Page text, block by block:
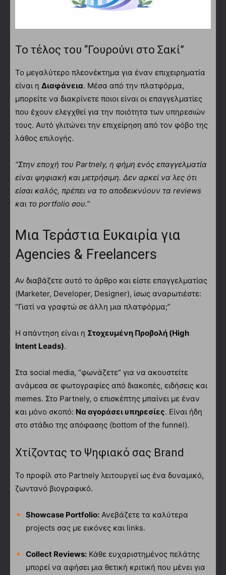
Το τέλος του “Γουρούνι στο Σακί”
Το μεγαλύτερο πλεονέκτημα για έναν επιχειρηματία
είναι η Διαφάνεια. Μέσα από την πλατφόρμα,
μπορείτε να διακρίνετε ποιοι είναι οι επαγγελματίες
που έχουν ελεγχθεί για την ποιότητα των υπηρεσιών
τους. Αυτό γλιτώνει την επιχείρηση από τον φόβο της
λάθος επιλογής.
“Στην εποχή του Partnely, η φήμη ενός επαγγελματία
είναι ψηφιακή και μετρήσιμη. Δεν αρκεί να λες ότι
είσαι καλός, πρέπει να το αποδεικνύουν τα reviews
και το portfolio σου.”
Μια Τεράστια Ευκαιρία για
Agencies & Freelancers
Αν διαβάζετε αυτό το άρθρο και είστε επαγγελματίας
(Marketer, Developer, Designer), ίσως αναρωτιέστε:
“Γιατί να γραφτώ σε άλλη μια πλατφόρμα;”
Η απάντηση είναι η Στοχευμένη Προβολή (High
Intent Leads).
Στα social media, “φωνάζετε” για να ακουστείτε
ανάμεσα σε φωτογραφίες από διακοπές, ειδήσεις και
memes. Στο Partnely, ο επισκέπτης μπαίνει με έναν
και μόνο σκοπό: Να αγοράσει υπηρεσίες. Είναι ήδη
στο στάδιο της απόφασης (bottom of the funnel).
Χτίζοντας το Ψηφιακό σας Brand
Το προφίλ στο Partnely λειτουργεί ως ένα δυναμικό,
ζωντανό βιογραφικό.
Showcase Portfolio: Ανεβάζετε τα καλύτερα
projects σας με εικόνες και links.
Collect Reviews: Κάθε ευχαριστημένος πελάτης
μπορεί να αφήσει μια θετική κριτική που μένει για